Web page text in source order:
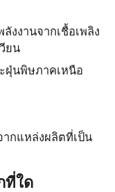
งงานจากเชื้อเพลิง
ยน
ฝุ่นพิษภาคเหนือ
ากแหล่งผลิตที่เป็น
ที่ใด